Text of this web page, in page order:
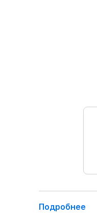
Подробнее